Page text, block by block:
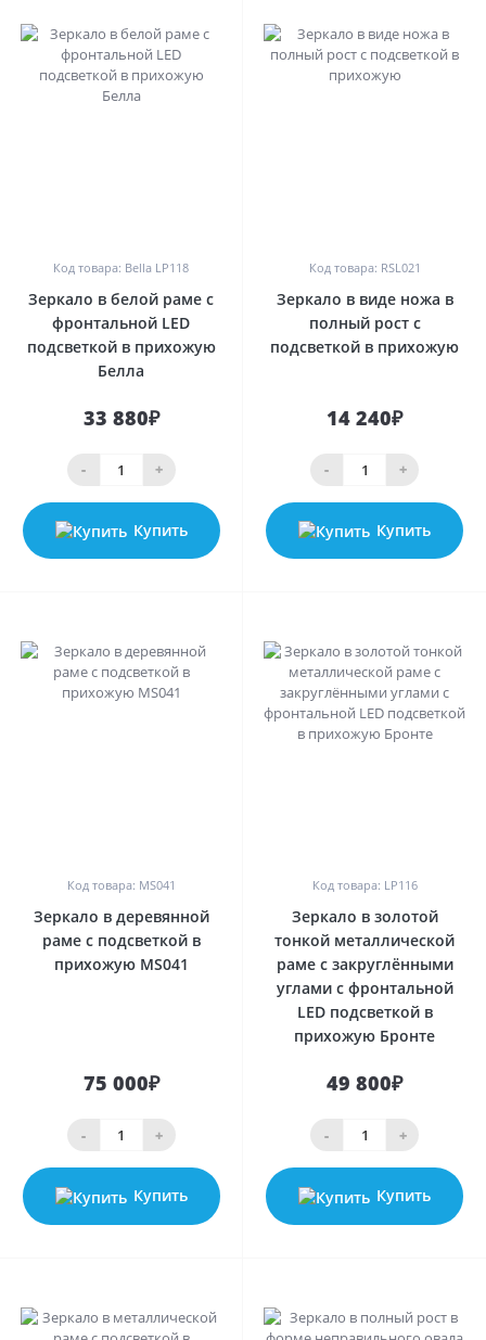
Код товара: Bella LP118
Зеркало в белой раме с
фронтальной LED
подсветкой в прихожую
Белла
33 880₽
- +
Купить
Код товара: RSL021
Зеркало в виде ножа в
полный рост с
подсветкой в прихожую
14 240₽
- +
Купить
Код товара: MS041
Зеркало в деревянной
раме с подсветкой в
прихожую MS041
75 000₽
- +
Купить
Код товара: LP116
Зеркало в золотой
тонкой металлической
раме с закруглёнными
углами с фронтальной
LED подсветкой в
прихожую Бронте
49 800₽
- +
Купить